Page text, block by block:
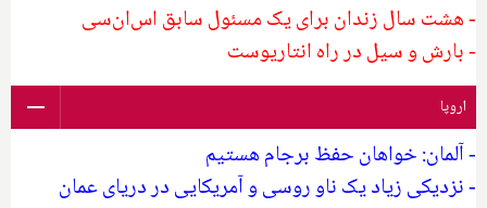
- هشت سال زندان برای یک مسئول سابق اس‌ان‌سی
- بارش و سیل در راه انتاریوست
اروپا
- آلمان: خواهان حفظ برجام هستیم
- نزدیکی زیاد یک ناو روسی و آمریکایی در دریای عمان